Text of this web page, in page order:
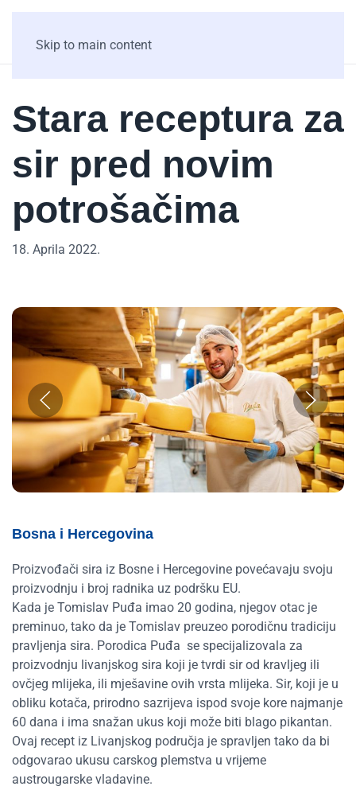
Skip to main content
Stara receptura za
sir pred novim
potrošačima
18. Aprila 2022.
Bosna i Hercegovina
Proizvođači sira iz Bosne i Hercegovine povećavaju svoju
proizvodnju i broj radnika uz podršku EU.
Kada je Tomislav Puđa imao 20 godina, njegov otac je
preminuo, tako da je Tomislav preuzeo porodičnu tradiciju
pravljenja sira. Porodica Puđa se specijalizovala za
proizvodnju livanjskog sira koji je tvrdi sir od kravljeg ili
ovčjeg mlijeka, ili mješavine ovih vrsta mlijeka. Sir, koji je u
obliku kotača, prirodno sazrijeva ispod svoje kore najmanje
60 dana i ima snažan ukus koji može biti blago pikantan.
Ovaj recept iz Livanjskog područja je spravljen tako da bi
odgovarao ukusu carskog plemstva u vrijeme
austrougarske vladavine.